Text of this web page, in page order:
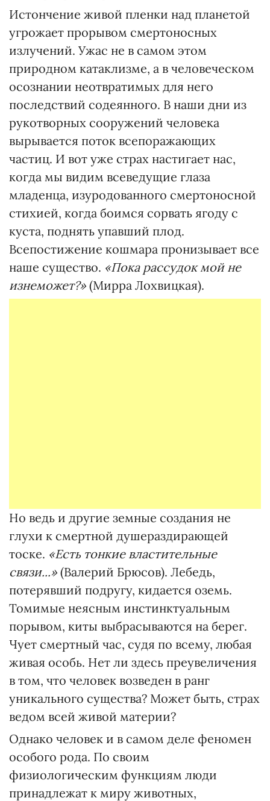
Истончение живой пленки над планетой
угрожает прорывом смертоносных
излучений. Ужас не в самом этом
природном катаклизме, а в человеческом
осознании неотвратимых для него
последствий содеянного. В наши дни из
рукотворных сооружений человека
вырывается поток всепоражающих
частиц. И вот уже страх настигает нас,
когда мы видим всеведущие глаза
младенца, изуродованного смертоносной
стихией, когда боимся сорвать ягоду с
куста, поднять упавший плод.
Всепостижение кошмара пронизывает все
наше существо. «Пока рассудок мой не
изнеможет?»(Мирра Лохвицкая).
Но ведь и другие земные создания не
глухи к смертной душераздирающей
тоске. «Есть тонкие властительные
связи...»(Валерий Брюсов). Лебедь,
потерявший подругу, кидается оземь.
Томимые неясным инстинктуальным
порывом, киты выбрасываются на берег.
Чует смертный час, судя по всему, любая
живая особь. Нет ли здесь преувеличения
в том, что человек возведен в ранг
уникального существа? Может быть, страх
ведом всей живой материи?
Однако человек и в самом деле феномен
особого рода. По своим
физиологическим функциям люди
принадлежат к миру животных,